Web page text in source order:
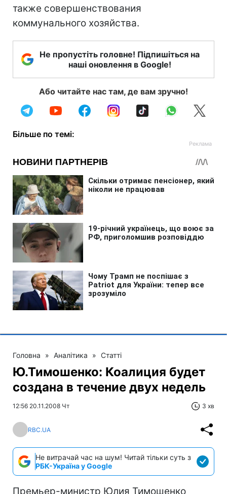
также совершенствования
коммунального хозяйства.
Не пропустіть головне! Підпишіться на
наші оновлення в Google!
Або читайте нас там, де вам зручно!
Більше по темі:
Головна » Аналітика » Статті
Ю.Тимошенко: Коалиция будет
создана в течение двух недель
12:56 20.11.2008 Чт 3 хв
RBC.UA
Не витрачай час на шум! Читай тільки суть з
РБК-Україна у Google
Премьер-министр Юлия Тимошенко